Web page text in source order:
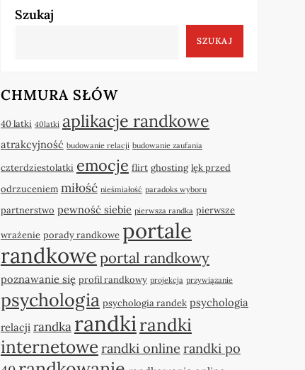
Szukaj
SZUKAJ
CHMURA SŁÓW
40 latki 40latki aplikacje randkowe
atrakcyjność budowanie relacji budowanie zaufania
czterdziestolatki emocje flirt ghosting lęk przed
odrzuceniem miłość nieśmiałość paradoks wyboru
partnerstwo pewność siebie pierwsza randka pierwsze
wrażenie porady randkowe portale
randkoweportal randkowy
poznawanie się profil randkowy projekcja przywiązanie
psychologia psychologia randek psychologia
relacji randka randkirandki
internetowe randki online randki po